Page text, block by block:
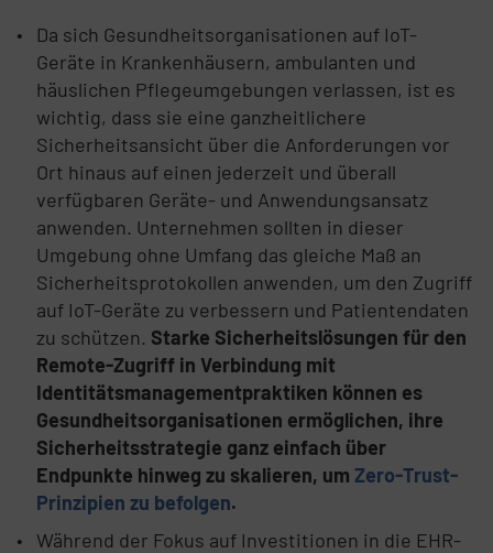
Da sich Gesundheitsorganisationen auf IoT-
Geräte in Krankenhäusern, ambulanten und
häuslichen Pflegeumgebungen verlassen, ist es
wichtig, dass sie eine ganzheitlichere
Sicherheitsansicht über die Anforderungen vor
Ort hinaus auf einen jederzeit und überall
verfügbaren Geräte- und Anwendungsansatz
anwenden. Unternehmen sollten in dieser
Umgebung ohne Umfang das gleiche Maß an
Sicherheitsprotokollen anwenden, um den Zugriff
auf IoT-Geräte zu verbessern und Patientendaten
zu schützen. Starke Sicherheitslösungen für den
Remote-Zugriff in Verbindung mit
Identitätsmanagementpraktiken können es
Gesundheitsorganisationen ermöglichen, ihre
Sicherheitsstrategie ganz einfach über
Endpunkte hinweg zu skalieren, umZero-Trust-
Prinzipien zu befolgen.
Während der Fokus auf Investitionen in die EHR-